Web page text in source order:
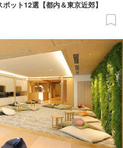
ット12選【都内＆東京近郊】